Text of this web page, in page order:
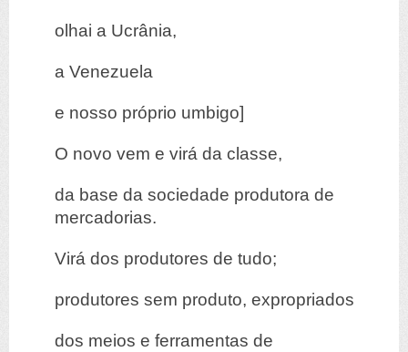
olhai a Ucrânia,
a Venezuela
e nosso próprio umbigo]
O novo vem e virá da classe,
da base da sociedade produtora de
mercadorias.
Virá dos produtores de tudo;
produtores sem produto, expropriados
dos meios e ferramentas de